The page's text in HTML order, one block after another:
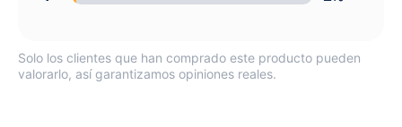
Solo los clientes que han comprado este producto pueden
valorarlo, así garantizamos opiniones reales.